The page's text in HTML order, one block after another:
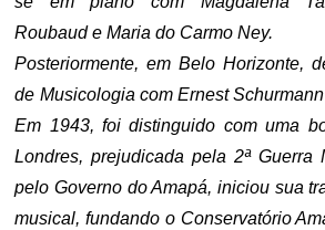
Roubaud e Maria do Carmo Ney.
Posteriormente, em Belo Horizonte,
de Musicologia com Ernest
Em 1943, foi distinguido com uma
Londres, prejudicada pela 2ª Guerra
pelo Governo do Amapá, iniciou sua
musical, fundando o Conservatório